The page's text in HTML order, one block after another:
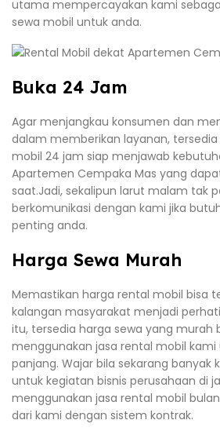
utama mempercayakan kami
sewa mobil untuk anda.
Buka 24 Jam
Agar menjangkau konsumen dan
dalam memberikan layanan,
mobil 24 jam siap menjawab
Apartemen Cempaka Mas yang
saat.Jadi, sekalipun larut malam tak
berkomunikasi dengan kami jika
penting anda.
Harga Sewa Murah
Memastikan harga rental mobil bisa
kalangan masyarakat menjadi
itu, tersedia harga sewa yang murah
menggunakan jasa rental mobil kami
panjang. Wajar bila sekarang banyak
untuk kegiatan bisnis perusahaan di
menggunakan jasa rental mobil
dari kami dengan sistem kontrak.